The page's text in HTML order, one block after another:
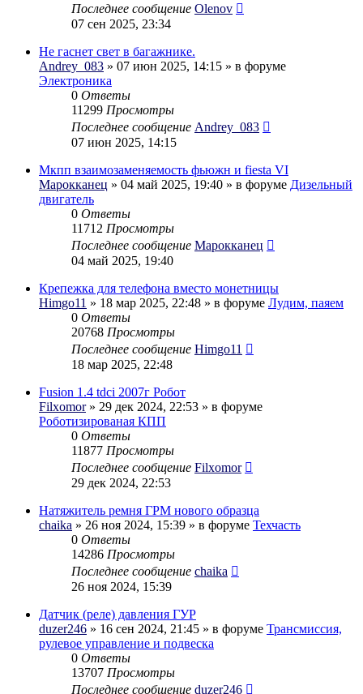
Последнее сообщение Olenov
07 сен 2025, 23:34
Не гаснет свет в багажнике.
Andrey_083 » 07 июн 2025, 14:15 » в форуме
Электроника
0 Ответы
11299 Просмотры
Последнее сообщение Andrey_083
07 июн 2025, 14:15
Мкпп взаимозаменяемость фьюжн и fiesta VI
Марокканец » 04 май 2025, 19:40 » в форуме Дизельный
двигатель
0 Ответы
11712 Просмотры
Последнее сообщение Марокканец
04 май 2025, 19:40
Крепежка для телефона вместо монетницы
Himgo11 » 18 мар 2025, 22:48 » в форуме Лудим, паяем
0 Ответы
20768 Просмотры
Последнее сообщение Himgo11
18 мар 2025, 22:48
Fusion 1.4 tdci 2007г Робот
Filxomor» 29 дек 2024, 22:53 » в форуме
Роботизированая КПП
0 Ответы
11877 Просмотры
Последнее сообщение Filxomor
29 дек 2024, 22:53
Натяжитель ремня ГРМ нового образца
chaika » 26 ноя 2024, 15:39 » в форуме Техчасть
0 Ответы
14286 Просмотры
Последнее сообщение chaika
26 ноя 2024, 15:39
Датчик (реле) давления ГУР
duzer246 » 16 сен 2024, 21:45 » в форуме Трансмиссия,
рулевое управление и подвеска
0 Ответы
13707 Просмотры
Последнее сообщение duzer246